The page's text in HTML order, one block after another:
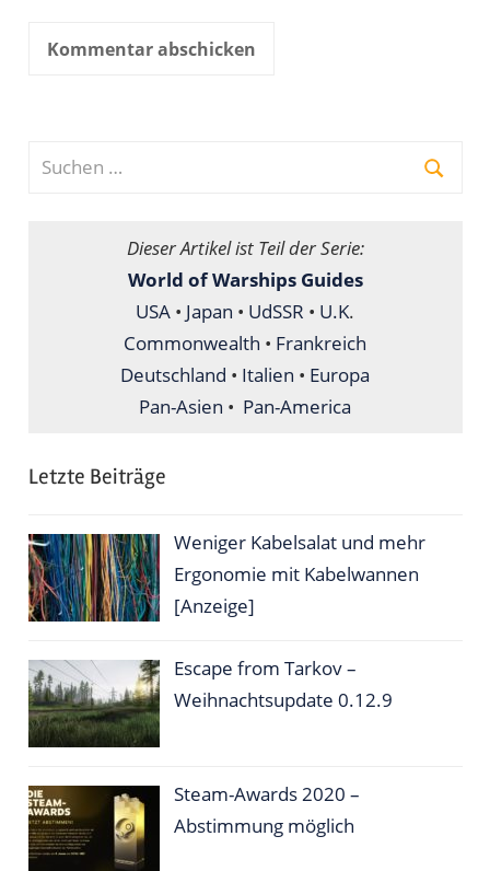
Suchen
Dieser Artikel ist Teil der Serie:
World of Warships Guides
USA • Japan • UdSSR • U.K.
Commonwealth • Frankreich
Deutschland • Italien • Europa
Pan-Asien • Pan-America
Letzte Beiträge
Weniger Kabelsalat und mehr
Ergonomie mit Kabelwannen
[Anzeige]
Escape from Tarkov –
Weihnachtsupdate 0.12.9
Steam-Awards 2020 –
Abstimmung möglich